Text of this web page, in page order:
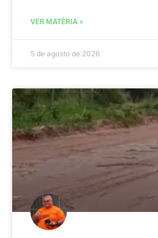
VER MATÉRIA »
5 de agosto de 2026